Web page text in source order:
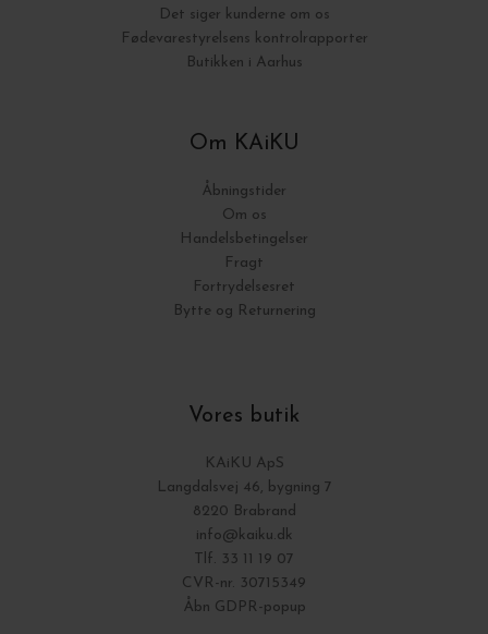
Det siger kunderne om os
Fødevarestyrelsens kontrolrapporter
Butikken i Aarhus
Om KAiKU
Åbningstider
Om os
Handelsbetingelser
Fragt
Fortrydelsesret
Bytte og Returnering
Vores butik
KAiKU ApS
Langdalsvej 46, bygning 7
8220 Brabrand
info@kaiku.dk
Tlf. 33 11 19 07
CVR-nr. 30715349
Åbn GDPR-popup